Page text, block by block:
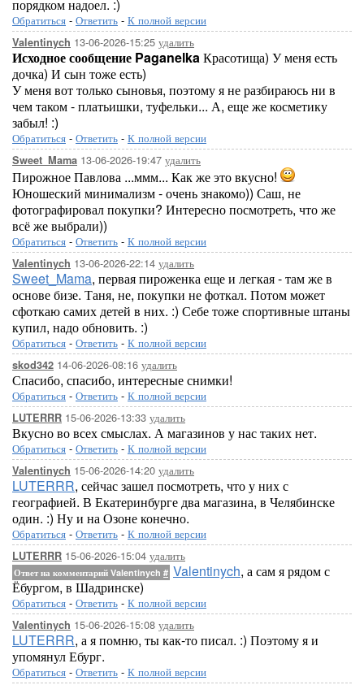
порядком надоел. :)
Обратиться - Ответить - К полной версии
Valentinych 13-06-2026-15:25 удалить
Исходное сообщение PaganelkaКрасотища) У меня есть
дочка) И сын тоже есть)
У меня вот только сыновья, поэтому я не разбираюсь ни в
чем таком - платьишки, туфельки... А, еще же косметику
забыл! :)
Обратиться - Ответить - К полной версии
Sweet_Mama 13-06-2026-19:47 удалить
Пирожное Павлова ...ммм... Как же это вкусно!
Юношеский минимализм - очень знакомо)) Саш, не
фотографировал покупки? Интересно посмотреть, что же
всё же выбрали))
Обратиться - Ответить - К полной версии
Valentinych 13-06-2026-22:14 удалить
Sweet_Mama, первая пироженка еще и легкая - там же в
основе бизе. Таня, не, покупки не фоткал. Потом может
сфоткаю самих детей в них. :) Себе тоже спортивные штаны
купил, надо обновить. :)
Обратиться - Ответить - К полной версии
skod342 14-06-2026-08:16 удалить
Спасибо, спасибо, интересные снимки!
Обратиться - Ответить - К полной версии
LUTERRR 15-06-2026-13:33 удалить
Вкусно во всех смыслах. А магазинов у нас таких нет.
Обратиться - Ответить - К полной версии
Valentinych 15-06-2026-14:20 удалить
LUTERRR, сейчас зашел посмотреть, что у них с
географией. В Екатеринбурге два магазина, в Челябинске
один. :) Ну и на Озоне конечно.
Обратиться - Ответить - К полной версии
LUTERRR 15-06-2026-15:04 удалить
Ответ на комментарий Valentinych # Valentinych, а сам я рядом с
Ёбургом, в Шадринске)
Обратиться - Ответить - К полной версии
Valentinych 15-06-2026-15:08 удалить
LUTERRR, а я помню, ты как-то писал. :) Поэтому я и
упомянул Ебург.
Обратиться - Ответить - К полной версии